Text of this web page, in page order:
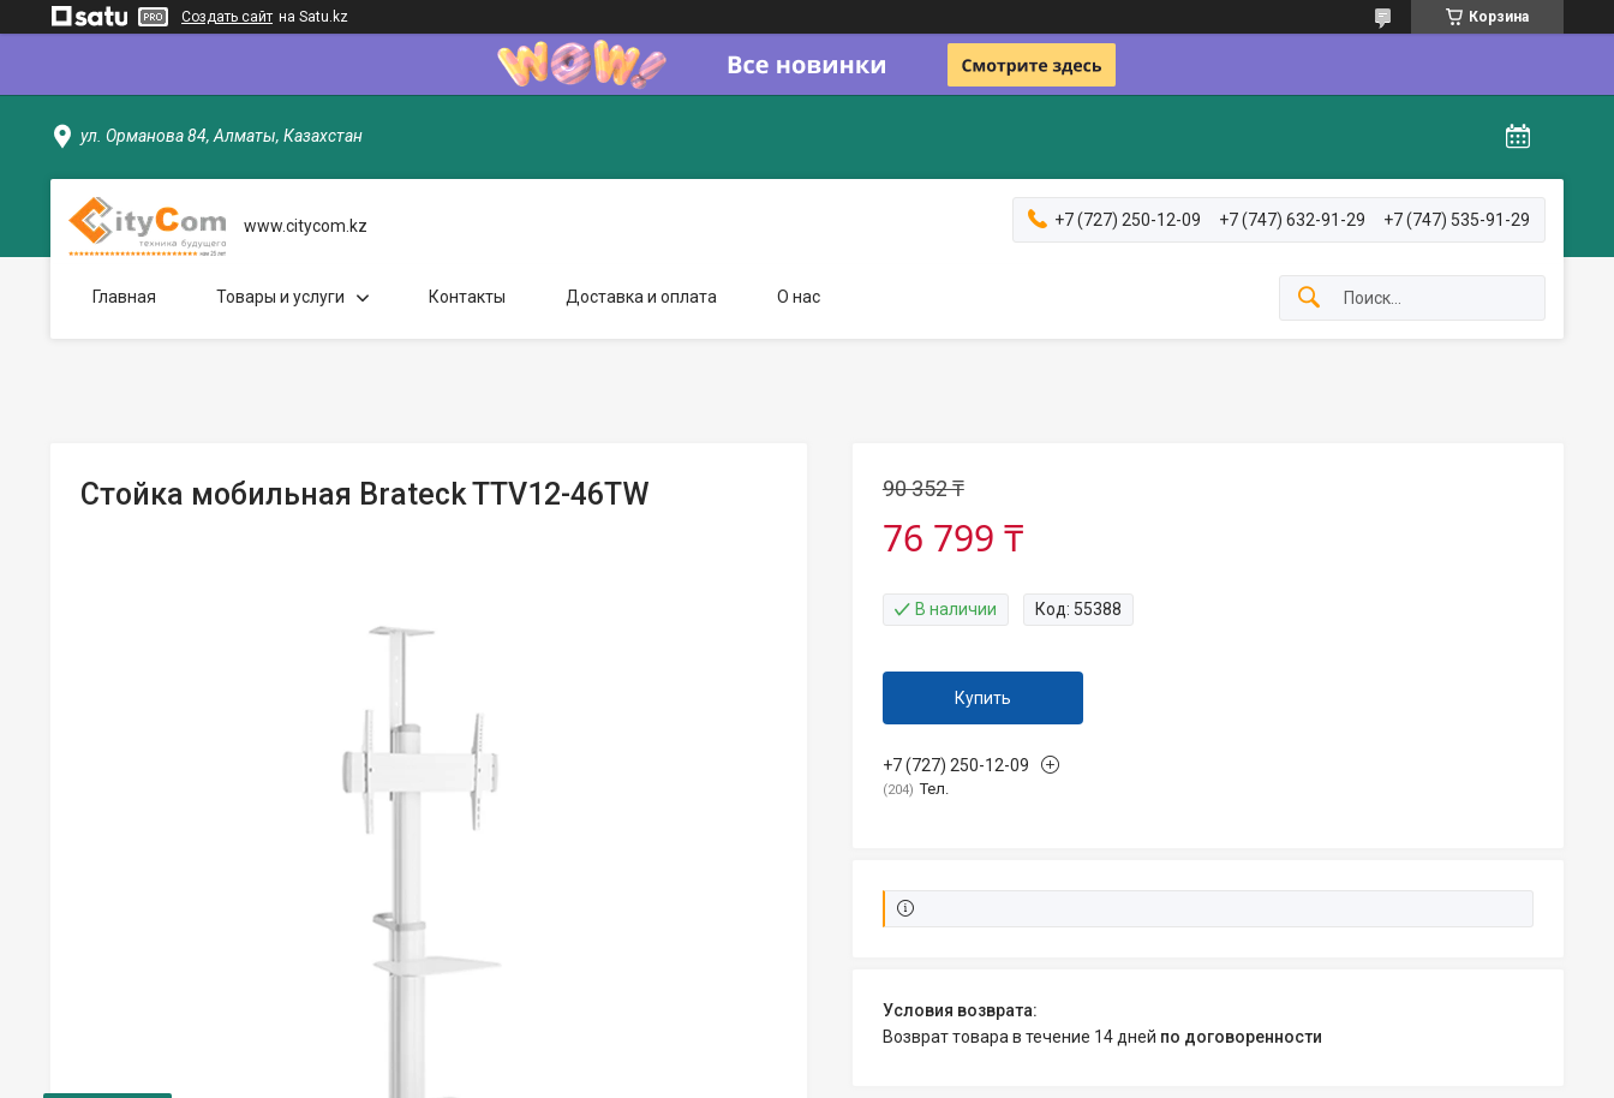
Создать сайт на Satu.kz Корзина
ул. Орманова 84, Алматы, Казахстан
www.citycom.kz +7 (727) 250-12-09 +7 (747) 632-91-29 +7 (747) 535-91-29
Главная Товары и услуги Контакты Доставка и оплата О нас
Стойка мобильная Brateck TTV12-46TW 90 352 ₸
76 799 ₸
В наличии Код: 55388
Купить
+7 (727) 250-12-09
204 Тел.
возврат товара в течение 14 дней по договоренности